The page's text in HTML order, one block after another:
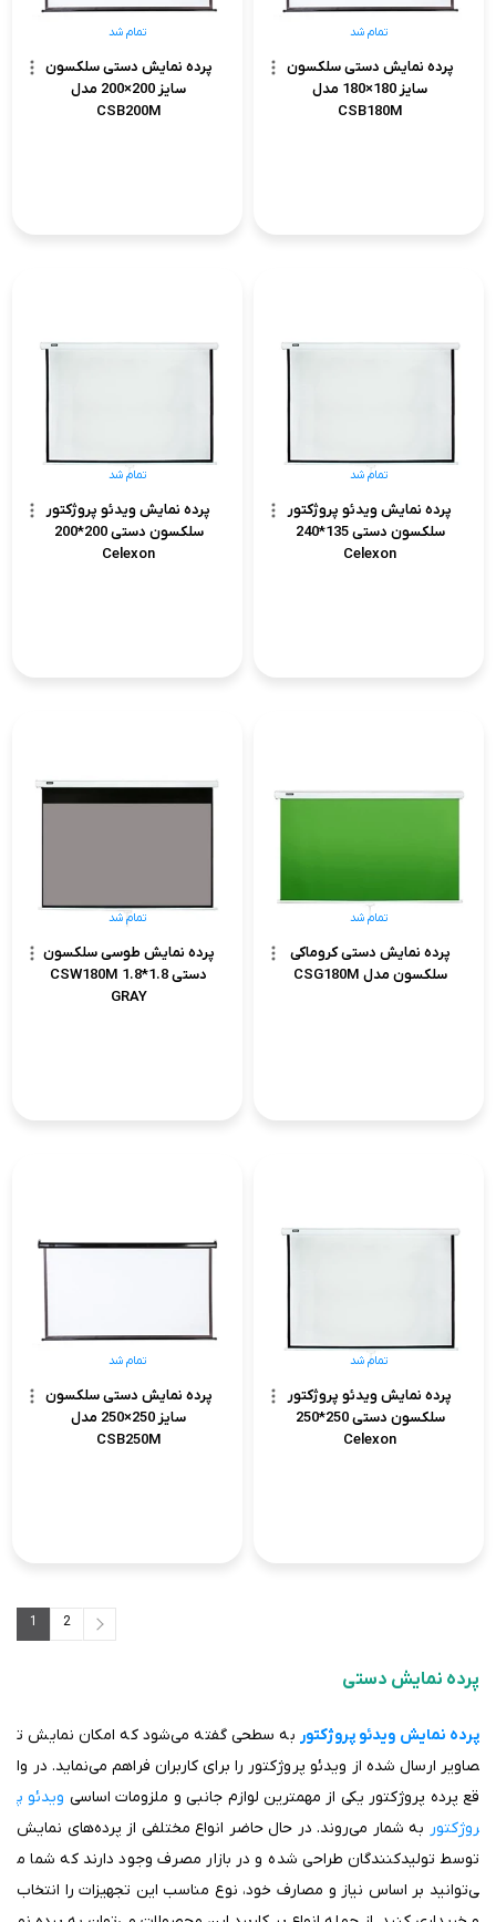
پرده نمایش دستی سلکسون
سایز 180×180 مدل
CSB180M
تمام شد
پرده نمایش دستی سلکسون
سایز 200×200 مدل
CSB200M
تمام شد
پرده نمایش ویدئو پروژکتور
سلکسون دستی 135*240
Celexon
تمام شد
پرده نمایش ویدئو پروژکتور
سلکسون دستی 200*200
Celexon
تمام شد
پرده نمایش دستی کروماکی
سلکسون مدل CSG180M
تمام شد
پرده نمایش طوسی سلکسون
دستی 1.8*1.8 CSW180M
GRAY
تمام شد
پرده نمایش ویدئو پروژکتور
سلکسون دستی 250*250
Celexon
تمام شد
پرده نمایش دستی سلکسون
سایز 250×250 مدل
CSB250M
تمام شد
1
2
پرده نمایش دستی
پرده نمایش ویدئو پروژکتور به سطحی گفته می‌شود که امکان نمایش ت
صاویر ارسال شده از ویدئو پروژکتور را برای کاربران فراهم می‌نماید. در وا
قع پرده پروژکتور یکی از مهمترین لوازم جانبی و ملزومات اساسی ویدئو پ
روژکتور به شمار می‌روند. در حال حاضر انواع مختلفی از پرده‌های نمایش
توسط تولیدکنندگان طراحی شده و در بازار مصرف وجود دارند که شما م
ی‌توانید بر اساس نیاز و مصارف خود، نوع مناسب این تجهیزات را انتخاب